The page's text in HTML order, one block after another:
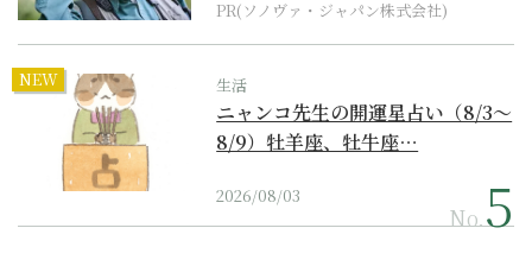
PR(ソノヴァ・ジャパン株式会社)
NEW 生活
ニャンコ先生の開運星占い（8/3～
8/9）牡羊座、牡牛座…
2026/08/03
No.